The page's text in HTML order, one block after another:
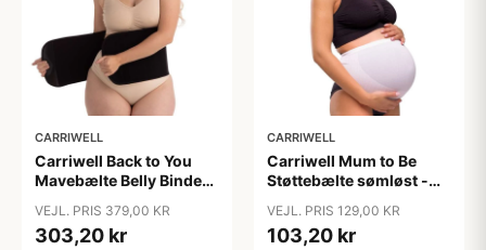
CARRIWELL
Carriwell Back to You
Mavebælte Belly Binder -
VEJL. PRIS 379,00 KR
303,20 kr
CARRIWELL
Carriwell Mum to Be
Støttebælte sømløst -
VEJL. PRIS 129,00 KR
103,20 kr